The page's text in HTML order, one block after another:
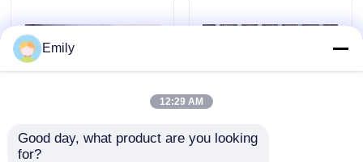
Υποθέσεις
Επεκταθε'ν πλέγμα καλωδίων μετάλλων
Διατρυπημένο πλέγμα καλωδίων μετάλλων
Νικέλιο υφασμένο
Emily
12:29 AM
Good day, what product are you looking
for?